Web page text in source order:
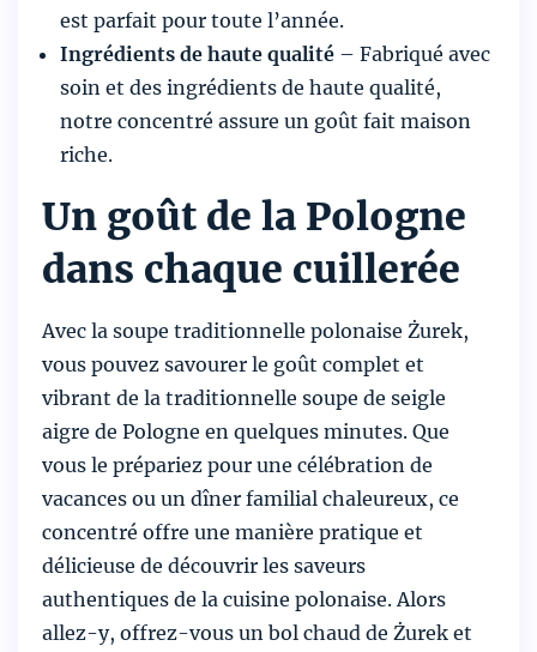
est parfait pour toute l’année.
Ingrédients de haute qualité – Fabriqué avec
soin et des ingrédients de haute qualité,
notre concentré assure un goût fait maison
riche.
Un goût de la Pologne
dans chaque cuillerée
Avec la soupe traditionnelle polonaise Żurek,
vous pouvez savourer le goût complet et
vibrant de la traditionnelle soupe de seigle
aigre de Pologne en quelques minutes. Que
vous le prépariez pour une célébration de
vacances ou un dîner familial chaleureux, ce
concentré offre une manière pratique et
délicieuse de découvrir les saveurs
authentiques de la cuisine polonaise. Alors
allez-y, offrez-vous un bol chaud de Żurek et